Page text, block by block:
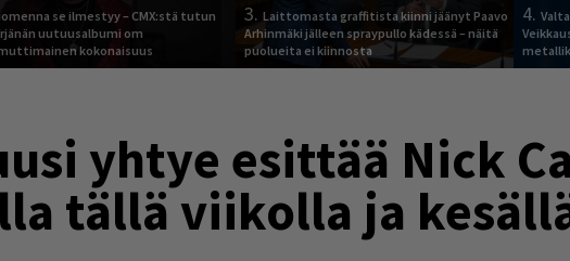
se ilmestyy – CMX:stä tutun
uutuusalbumi om
kokonaisuus
3. Laittomasta graffitista kiinni jäänyt Paavo
Arhinmäki jälleen spraypullo kädessä – näitä
puolueita ei kiinnosta
4.
yhtye esittää Nick
tällä viikolla ja